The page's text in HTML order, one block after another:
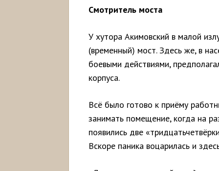
Смотритель моста
У хутора Акимовский в малой
(временный) мост. Здесь же, в
боевыми действиями,
корпуса.
Всё было готово к приёму
занимать помещение, когда на
появились две
Вскоре паника воцарилась и